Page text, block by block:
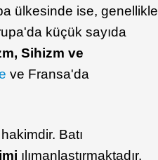
ülkesinde ise, genellikle
küçük sayıda
Sihizm ve
ve Fransa'da
Batı
ılımanlaştırmaktadır.